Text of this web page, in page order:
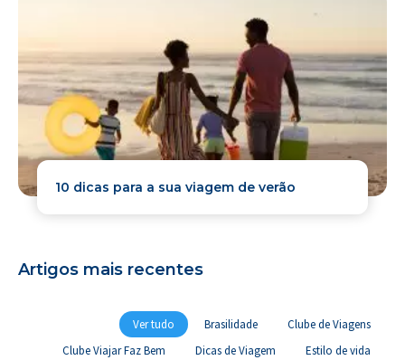
10 dicas para a sua viagem de verão
Artigos mais recentes
Ver tudo Brasilidade
Clube de Viagens
Clube Viajar Faz Bem
Dicas de Viagem
Estilo de vida